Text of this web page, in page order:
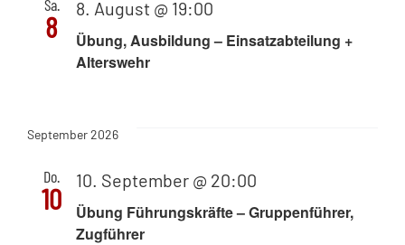
Sa.
8
8. August @ 19:00
Übung, Ausbildung – Einsatzabteilung +
Alterswehr
September 2026
Do.
10
10. September @ 20:00
Übung Führungskräfte – Gruppenführer,
Zugführer